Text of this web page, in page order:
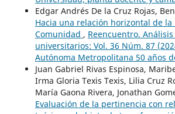
Edgar Andrés De la Cruz Rojas,
Hacia una relación horizontal de la
Comunidad , Reencuentro.
universitarios: Vol. 36 Núm. 87
Autónoma Metropolitana 50 años
Juan Gabriel Rivas Espinosa,
Irma Gloria Texis Texis, Lilia Cruz
María Gaona Rivera, Jonathan
Evaluación de la pertinencia con